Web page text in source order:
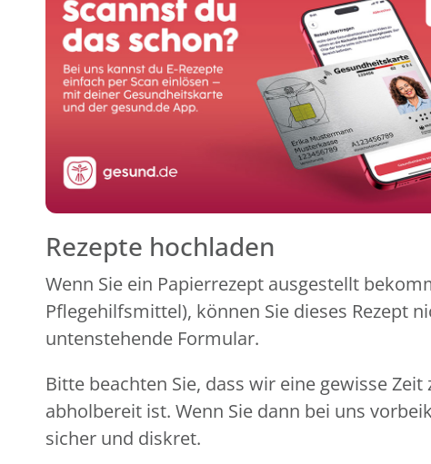
Rezepte hochladen
Wenn Sie ein Papierrezept ausgestellt
Pflegehilfsmittel), können Sie dieses Rezept
untenstehende Formular.
Bitte beachten Sie, dass wir eine gewisse
abholbereit ist. Wenn Sie dann bei uns
sicher und diskret.